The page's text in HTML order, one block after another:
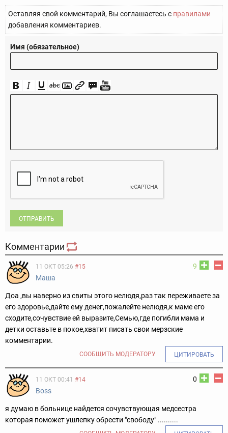
Оставляя свой комментарий, Вы соглашаетесь с правилами
добавления комментариев.
Имя (обязательное)
ОТПРАВИТЬ
Комментарии
9
11 ОКТ 05:26 #15
Маша
Доа ,вы наверно из свиты этого нелюдя,раз так переживаете за
его здоровье,дайте ему денег,пожалейте нелюдя,к маме его
сходите,сочувствие ей выразите,Семью,где погибли мама и
детки оставьте в покое,хватит писать свои мерзские
комментарии.
СООБЩИТЬ МОДЕРАТОРУ ЦИТИРОВАТЬ
0
11 ОКТ 00:41 #14
Boss
я думаю в больнице найдется сочувствующая медсестра
которая поможет ушлепку обрести "свободу" ..........